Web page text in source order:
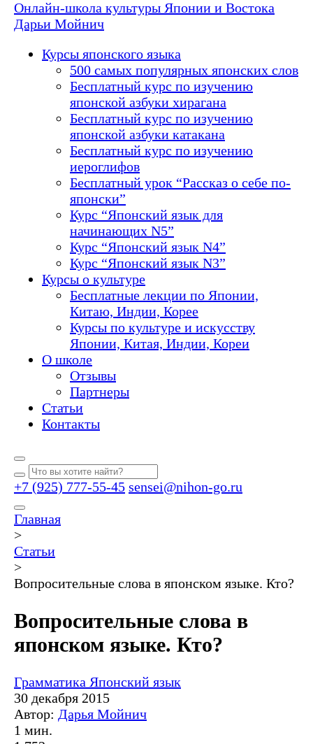
Онлайн-школа культуры Японии и Востока
Дарьи Мойнич
Курсы японского языка
500 самых популярных японских слов
Бесплатный курс по изучению
японской азбуки хирагана
Бесплатный курс по изучению
японской азбуки катакана
Бесплатный курс по изучению
иероглифов
Бесплатный урок “Рассказ о себе по-
японски”
Курс “Японский язык для
начинающих N5”
Курс “Японский язык N4”
Курс “Японский язык N3”
Курсы о культуре
Бесплатные лекции по Японии,
Китаю, Индии, Корее
Курсы по культуре и искусству
Японии, Китая, Индии, Кореи
О школе
Отзывы
Партнеры
Статьи
Контакты
+7 (925) 777-55-45 sensei@nihon-go.ru
Главная
>
Статьи
>
Вопросительные слова в японском языке. Кто?
Вопросительные слова в
японском языке. Кто?
Грамматика Японский язык
30 декабря 2015
Автор: Дарья Мойнич
1 мин.